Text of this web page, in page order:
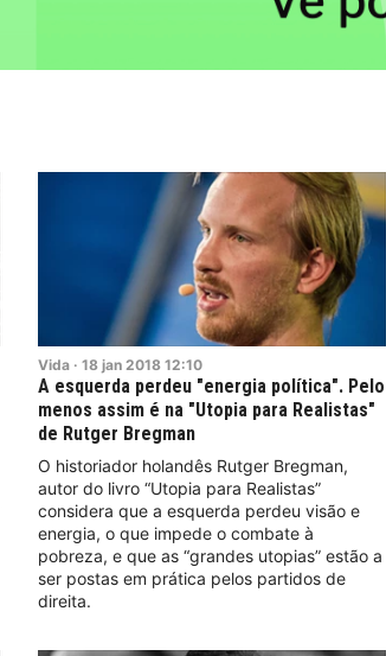
Vida · 18 jan 2018 12:10
A esquerda perdeu "energia política". Pelo
menos assim é na "Utopia para Realistas"
de Rutger Bregman
O historiador holandês Rutger Bregman,
autor do livro “Utopia para Realistas”
considera que a esquerda perdeu visão e
energia, o que impede o combate à
pobreza, e que as “grandes utopias” estão a
ser postas em prática pelos partidos de
direita.